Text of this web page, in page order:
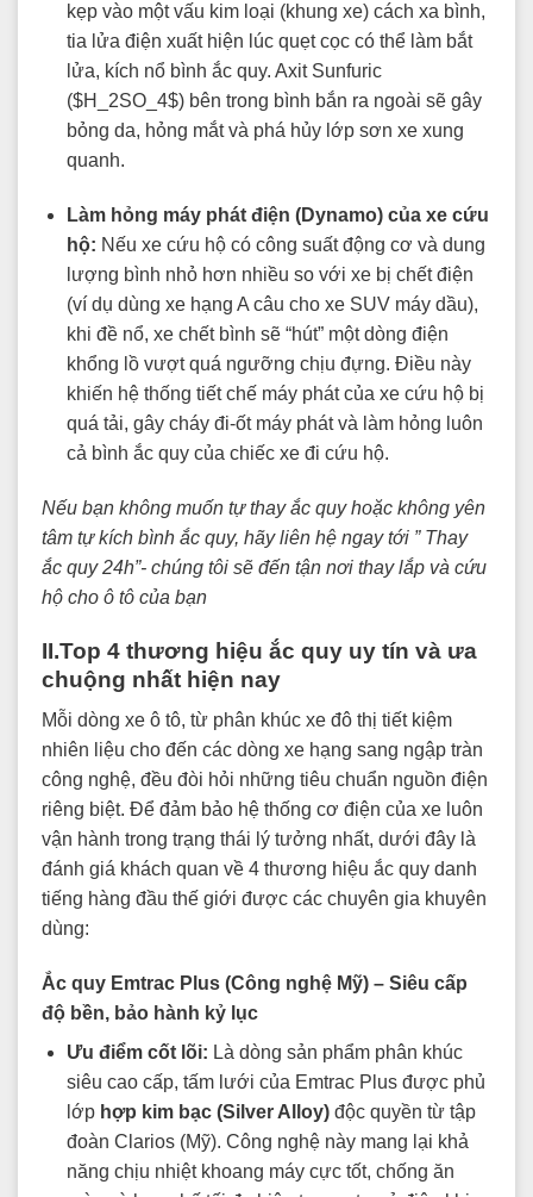
kẹp vào một vấu kim loại (khung xe) cách xa bình,
tia lửa điện xuất hiện lúc quẹt cọc có thể làm bắt
lửa, kích nổ bình ắc quy. Axit Sunfuric
($H_2SO_4$) bên trong bình bắn ra ngoài sẽ gây
bỏng da, hỏng mắt và phá hủy lớp sơn xe xung
quanh.
Làm hỏng máy phát điện (Dynamo) của xe cứu
hộ: Nếu xe cứu hộ có công suất động cơ và dung
lượng bình nhỏ hơn nhiều so với xe bị chết điện
(ví dụ dùng xe hạng A câu cho xe SUV máy dầu),
khi đề nổ, xe chết bình sẽ “hút” một dòng điện
khổng lồ vượt quá ngưỡng chịu đựng. Điều này
khiến hệ thống tiết chế máy phát của xe cứu hộ bị
quá tải, gây cháy đi-ốt máy phát và làm hỏng luôn
cả bình ắc quy của chiếc xe đi cứu hộ.
Nếu bạn không muốn tự thay ắc quy hoặc không yên
tâm tự kích bình ắc quy, hãy liên hệ ngay tới ” Thay
ắc quy 24h”- chúng tôi sẽ đến tận nơi thay lắp và cứu
hộ cho ô tô của bạn
II.Top 4 thương hiệu ắc quy uy tín và ưa
chuộng nhất hiện nay
Mỗi dòng xe ô tô, từ phân khúc xe đô thị tiết kiệm
nhiên liệu cho đến các dòng xe hạng sang ngập tràn
công nghệ, đều đòi hỏi những tiêu chuẩn nguồn điện
riêng biệt. Để đảm bảo hệ thống cơ điện của xe luôn
vận hành trong trạng thái lý tưởng nhất, dưới đây là
đánh giá khách quan về 4 thương hiệu ắc quy danh
tiếng hàng đầu thế giới được các chuyên gia khuyên
dùng:
Ắc quy Emtrac Plus (Công nghệ Mỹ) – Siêu cấp
độ bền, bảo hành kỷ lục
Ưu điểm cốt lõi: Là dòng sản phẩm phân khúc
siêu cao cấp, tấm lưới của Emtrac Plus được phủ
lớp hợp kim bạc (Silver Alloy)độc quyền từ tập
đoàn Clarios (Mỹ). Công nghệ này mang lại khả
năng chịu nhiệt khoang máy cực tốt, chống ăn